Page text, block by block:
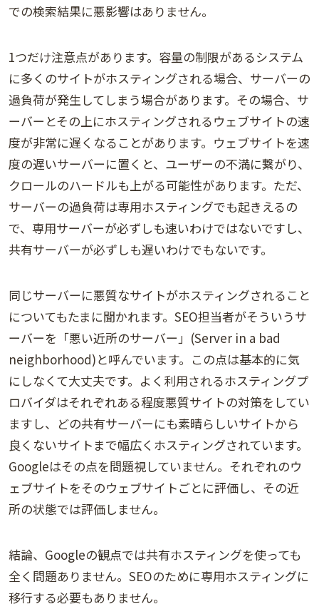
での検索結果に悪影響はありません。
1つだけ注意点があります。容量の制限があるシステム
に多くのサイトがホスティングされる場合、サーバーの
過負荷が発生してしまう場合があります。その場合、サ
ーバーとその上にホスティングされるウェブサイトの速
度が非常に遅くなることがあります。ウェブサイトを速
度の遅いサーバーに置くと、ユーザーの不満に繋がり、
クロールのハードルも上がる可能性があります。ただ、
サーバーの過負荷は専用ホスティングでも起きえるの
で、専用サーバーが必ずしも速いわけではないですし、
共有サーバーが必ずしも遅いわけでもないです。
同じサーバーに悪質なサイトがホスティングされること
についてもたまに聞かれます。SEO担当者がそういうサ
ーバーを「悪い近所のサーバー」(Server in a bad
neighborhood)と呼んでいます。この点は基本的に気
にしなくて大丈夫です。よく利用されるホスティングプ
ロバイダはそれぞれある程度悪質サイトの対策をしてい
ますし、どの共有サーバーにも素晴らしいサイトから
良くないサイトまで幅広くホスティングされています。
Googleはその点を問題視していません。それぞれのウ
ェブサイトをそのウェブサイトごとに評価し、その近
所の状態では評価しません。
結論、Googleの観点では共有ホスティングを使っても
全く問題ありません。SEOのために専用ホスティングに
移行する必要もありません。